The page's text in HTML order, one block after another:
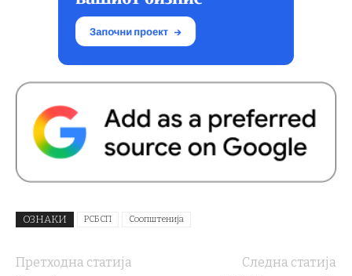
ОЗНАКИ РСБСП Соопштенија
Претходна статија
Следна статија